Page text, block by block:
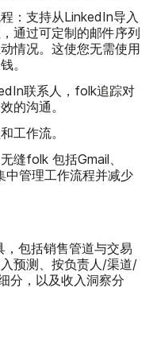
：支持从LinkedIn导入
通过可定制的邮件序列
情况。这使您无需使用
。
联系人，folk追踪对
的沟通。
工作流。
缝folk 包括Gmail、
中管理工作流程并减少
包括销售管道与交易
预测、按负责人/渠道/
分，以及收入洞察分